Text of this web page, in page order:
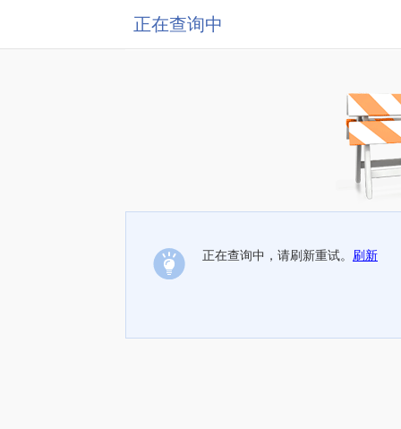
正在查询中
正在查询中，请刷新重试。 刷新